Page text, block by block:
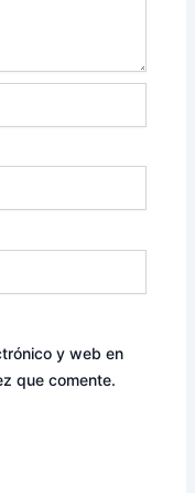
y web en
que comente.